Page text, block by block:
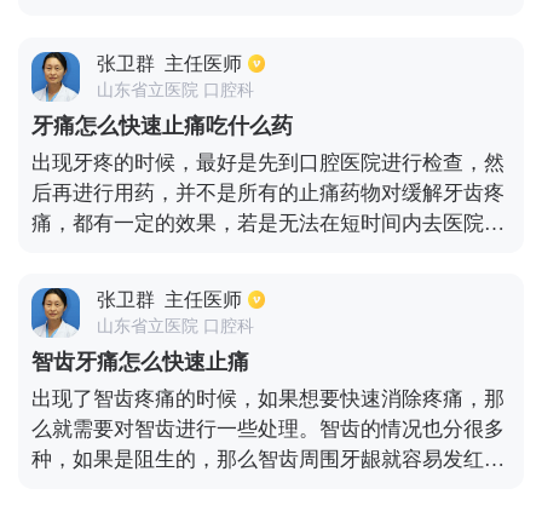
急性根尖周炎造成的自发性疼痛，咬合性疼痛，那么
找到根尖周炎患牙之后开髓引流，疼痛也能够快速缓
解。如果是蛀牙细菌感染引发的牙痛，必须将感染的
组织祛除，然后通过技术把牙补全才能缓解疼痛。再
者，若是急性智齿冠周炎引起的疼痛，必须对智齿冠
周组织进行冲洗，如果有化脓，必须切开排脓，这样
才能迅速有效地缓解疼痛。
张卫群 主任医师
山东省立医院 口腔科
牙痛怎么快速止痛吃什么药
出现牙疼的时候，最好是先到口腔医院进行检查，然
后再进行用药，并不是所有的止痛药物对缓解牙齿疼
痛，都有一定的效果，若是无法在短时间内去医院检
的原因是很多的，比如是牙髓炎，对于这种疾病，一
般的消炎药物是无法彻底治愈疾病的，可以做根管治
疗。若是因为智齿而造成的牙齿疼痛，可以拔出牙
齿。然后口服消炎药物，常见的消炎药物有阿莫西
林、红霉素，但是在治疗期间要注意牙齿的卫生。
张卫群 主任医师
山东省立医院 口腔科
智齿牙痛怎么快速止痛
出现了智齿疼痛的时候，如果想要快速消除疼痛，那
么就需要对智齿进行一些处理。智齿的情况也分很多
种，如果是阻生的，那么智齿周围牙龈就容易发红肿